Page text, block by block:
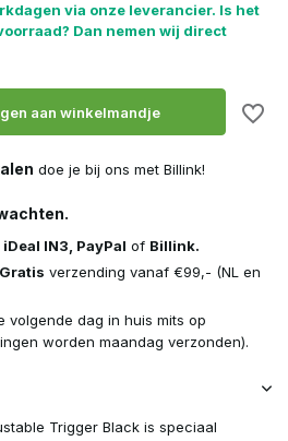
via onze leverancier. Is het
Dan nemen wij direct
aan winkelmandje
doe je bij ons met Billink!
iDeal IN3, PayPal of Billink.
Gratis verzending vanaf €99,- (NL en
volgende dag in huis mits op
worden maandag verzonden).
Trigger Black is speciaal